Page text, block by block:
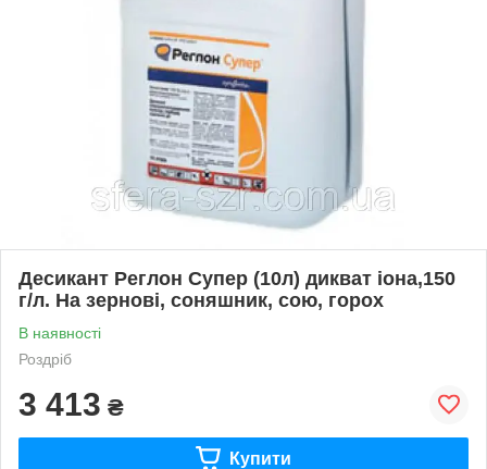
Десикант Реглон Супер (10л) дикват іона,150
г/л. На зернові, соняшник, сою, горох
В наявності
Роздріб
3 413 ₴
Купити